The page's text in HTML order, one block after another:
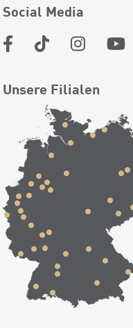
Social Media
Unsere Filialen